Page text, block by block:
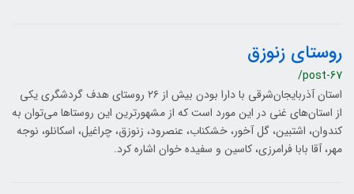
روستای زنوزق
/post-67
استان آذربایجان‌شرقی با دارا بودن بیش از ۲۶ روستای هدف گردشگری یکی
از استان‌های غنی در این مورد است که از مشهورترین این روستاها می‌توان به
کندوان، اشتبین، گل آخور، خشکناب، عنصرود، زنوزق، چراغیل، اسکانلو، نوجه
مهر، آقا بابا فرامرزی، کاسین و سفیده خوان اشاره کرد.